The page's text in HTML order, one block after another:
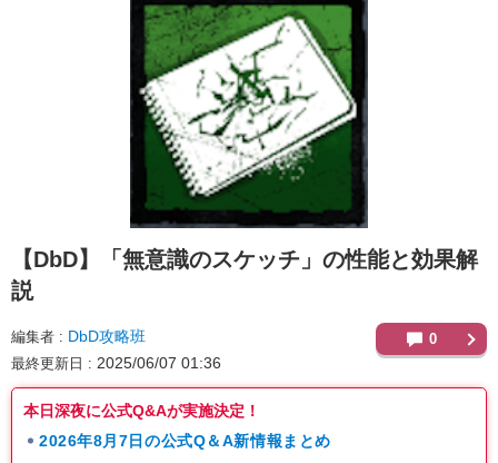
【DbD】
「無意識のスケッチ」の性能と効果解
説
編集者 DbD攻略班
最終更新日 2025/06/07 01:36
0
本日深夜に公式Q&Aが実施決定！
2026年8月7日の公式Q＆A新情報まとめ